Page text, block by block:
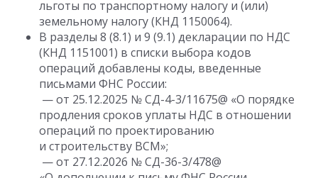
льготы по транспортному налогу и (или)
земельному налогу (КНД 1150064).
В разделы 8 (8.1) и 9 (9.1) декларации по НДС
(КНД 1151001) в списки выбора кодов
операций добавлены коды, введенные
письмами ФНС России:
— от 25.12.2025 № СД-4-3/11675@ «О порядке
продления сроков уплаты НДС в отношении
операций по проектированию
и строительству ВСМ»;
— от 27.12.2026 № СД-36-3/478@